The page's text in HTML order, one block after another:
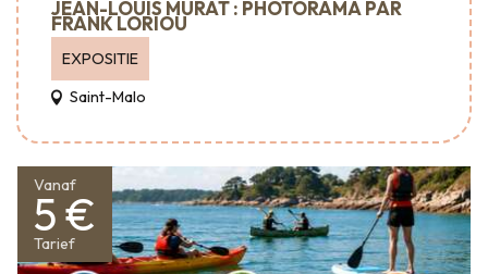
JEAN-LOUIS MURAT : PHOTORAMA PAR
FRANK LORIOU
EXPOSITIE
Saint-Malo
Vanaf
5 €
Tarief